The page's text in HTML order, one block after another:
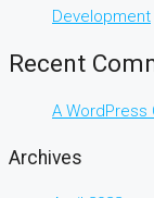
Development
Recent
A
Archives